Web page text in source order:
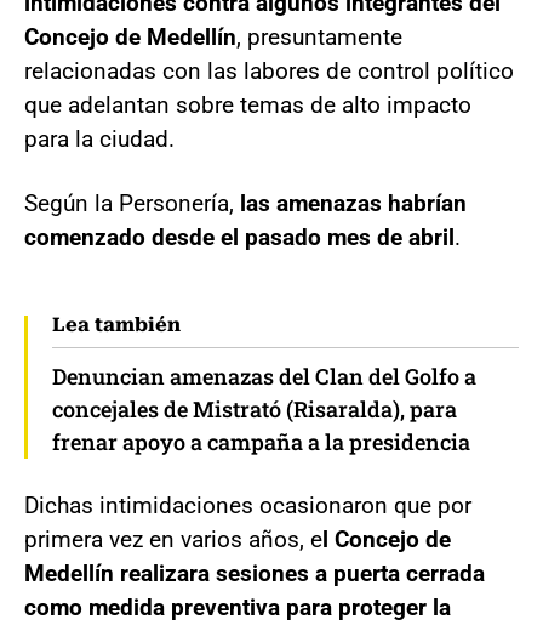
Concejo de Medellín, presuntamente
relacionadas con las labores de control político
que adelantan sobre temas de alto impacto
para la ciudad.
Según la Personería, las amenazas habrían
comenzado desde el pasado mes de abril.
Lea también
Denuncian amenazas del Clan del Golfo a
concejales de Mistrató (Risaralda), para
frenar apoyo a campaña a la presidencia
Dichas intimidaciones ocasionaron que por
primera vez en varios años, el Concejo de
Medellín realizara sesiones a puerta cerrada
como medida preventiva para proteger la